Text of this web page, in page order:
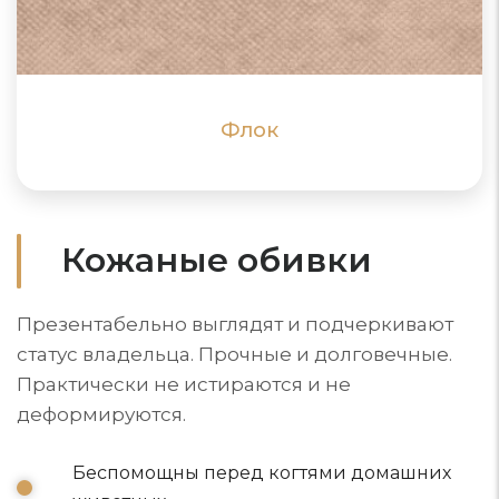
Флок
пыль, не впитывает воду
ПОДРОБНЕЕ
ПОДРОБНЕЕ
Кожаные обивки
Презентабельно выглядят и подчеркивают
статус владельца. Прочные и долговечные.
Практически не истираются и не
деформируются.
Беспомощны перед когтями домашних